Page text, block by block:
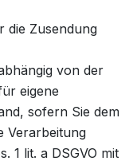
die Zusendung
von der
eigene
sofern Sie dem
Verarbeitung
1 lit. a DSGVO mit